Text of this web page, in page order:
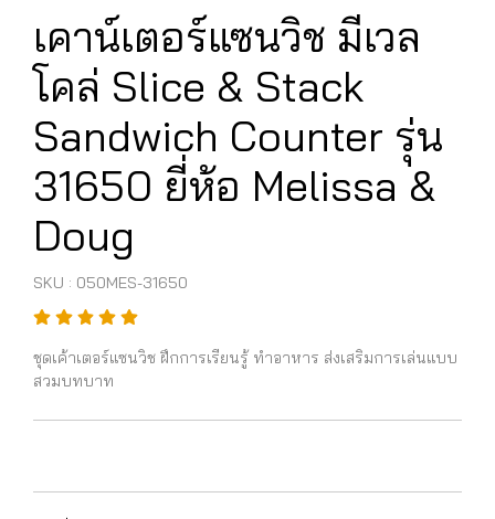
เคาน์เตอร์แซนวิช มีเวล
โคล่ Slice & Stack
Sandwich Counter รุ่น
31650 ยี่ห้อ Melissa &
Doug
SKU : 050MES-31650
ชุดเค้าเตอร์แซนวิช ฝึกการเรียนรู้ ทำอาหาร ส่งเสริมการเล่นแบบ
สวมบทบาท